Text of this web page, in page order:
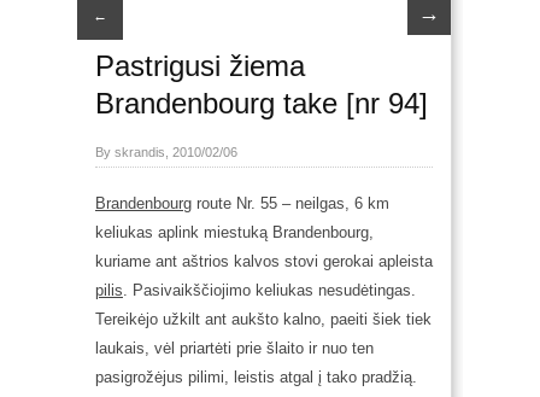
← →
Pastrigusi žiema
Brandenbourg take [nr 94]
By skrandis, 2010/02/06
Brandenbourg route Nr. 55 – neilgas, 6 km
keliukas aplink miestuką Brandenbourg,
kuriame ant aštrios kalvos stovi gerokai apleista
pilis. Pasivaikščiojimo keliukas nesudėtingas.
Tereikėjo užkilt ant aukšto kalno, paeiti šiek tiek
laukais, vėl priartėti prie šlaito ir nuo ten
pasigrožėjus pilimi, leistis atgal į tako pradžią.